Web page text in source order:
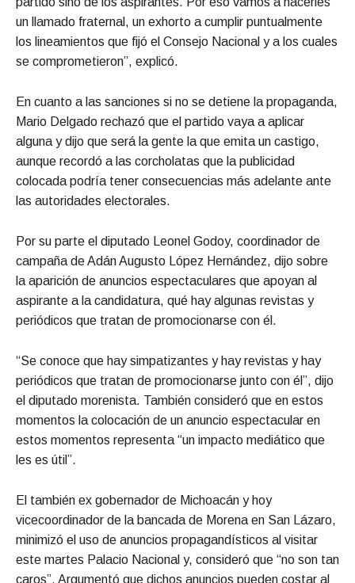
un llamado fraternal, un exhorto a cumplir puntualmente
los lineamientos que fijó el Consejo Nacional y a los cuales
se comprometieron”, explicó.
En cuanto a las sanciones si no se detiene la propaganda,
Mario Delgado rechazó que el partido vaya a aplicar
alguna y dijo que será la gente la que emita un castigo,
aunque recordó a las corcholatas que la publicidad
colocada podría tener consecuencias más adelante ante
las autoridades electorales.
Por su parte el diputado Leonel Godoy, coordinador de
campaña de Adán Augusto López Hernández, dijo sobre
la aparición de anuncios espectaculares que apoyan al
aspirante a la candidatura, qué hay algunas revistas y
periódicos que tratan de promocionarse con él.
“Se conoce que hay simpatizantes y hay revistas y hay
periódicos que tratan de promocionarse junto con él”, dijo
el diputado morenista. También consideró que en estos
momentos la colocación de un anuncio espectacular en
estos momentos representa “un impacto mediático que
les es útil”.
El también ex gobernador de Michoacán y hoy
vicecoordinador de la bancada de Morena en San Lázaro,
minimizó el uso de anuncios propagandísticos al visitar
este martes Palacio Nacional y, consideró que “no son tan
caros”. Argumentó que dichos anuncios pueden costar al